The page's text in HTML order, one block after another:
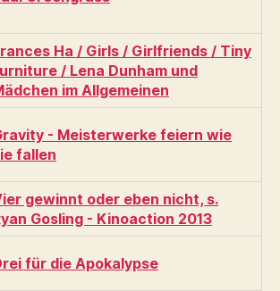
Ha / Girls / Girlfriends / Tiny
/ Lena Dunham und
im Allgemeinen
- Meisterwerke feiern wie
fallen
gewinnt oder eben nicht, s.
Gosling - Kinoaction 2013
für die Apokalypse